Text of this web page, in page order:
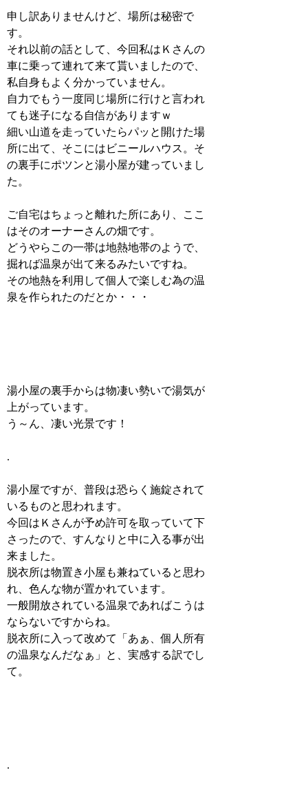
申し訳ありませんけど、場所は秘密で
す。
それ以前の話として、今回私はＫさんの
車に乗って連れて来て貰いましたので、
私自身もよく分かっていません。
自力でもう一度同じ場所に行けと言われ
ても迷子になる自信がありますｗ
細い山道を走っていたらパッと開けた場
所に出て、そこにはビニールハウス。そ
の裏手にポツンと湯小屋が建っていまし
た。
ご自宅はちょっと離れた所にあり、ここ
はそのオーナーさんの畑です。
どうやらこの一帯は地熱地帯のようで、
掘れば温泉が出て来るみたいですね。
その地熱を利用して個人で楽しむ為の温
泉を作られたのだとか・・・
湯小屋の裏手からは物凄い勢いで湯気が
上がっています。
う～ん、凄い光景です！
.
湯小屋ですが、普段は恐らく施錠されて
いるものと思われます。
今回はＫさんが予め許可を取っていて下
さったので、すんなりと中に入る事が出
来ました。
脱衣所は物置き小屋も兼ねていると思わ
れ、色んな物が置かれています。
一般開放されている温泉であればこうは
ならないですからね。
脱衣所に入って改めて「あぁ、個人所有
の温泉なんだなぁ」と、実感する訳でし
て。
.